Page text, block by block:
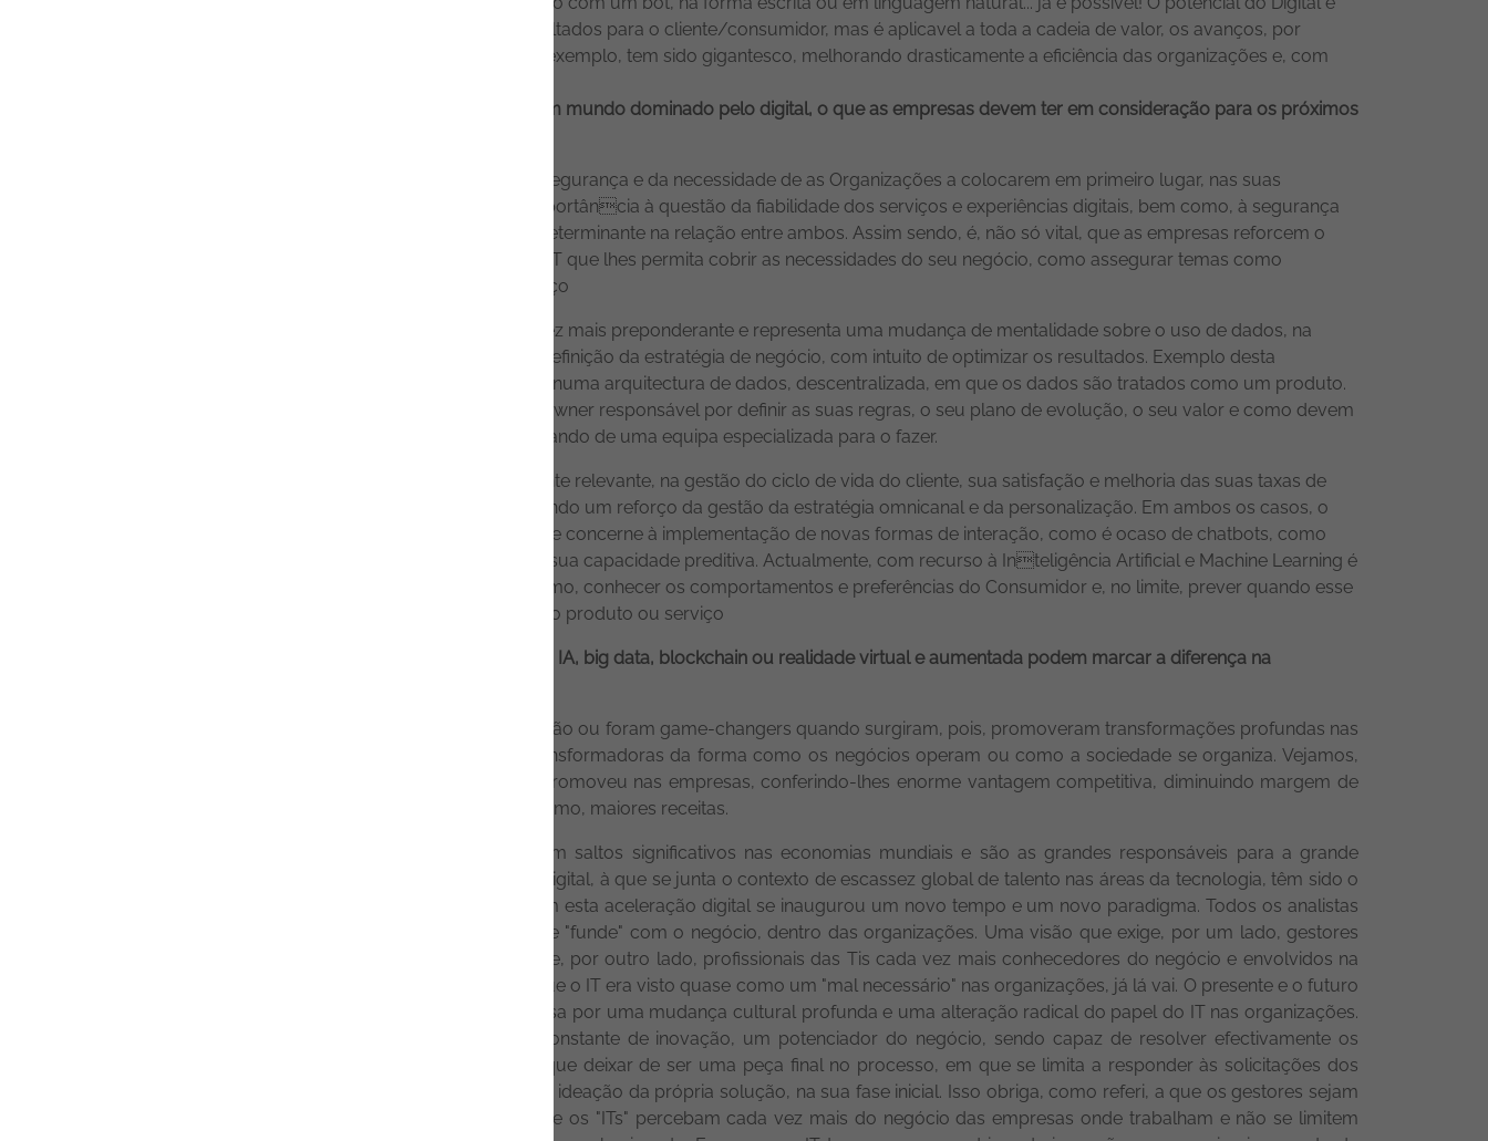
imenso e apenas referi dois pequenos exemplos voltados para o cliente/consumidor, mas é aplicavel a toda a cadeia de valor, os avanços, por
exemplo, nas operações, logistica, processos, por exemplo, tem sido gigantesco, melhorando drasticamente a eficiência das organizações e, com
Para serem competitivas e bem-sucedidas num mundo dominado pelo digital, o que as empresas devem ter em consideração para os próximos
Sem dúvida, há que se reforçar a questão da segurança e da necessidade de as Organizações a colocarem em primeiro lugar, nas suas
agendas. Cada vez mais, os clientes vão atribuir importância à questão da fiabilidade dos serviços e experiências digitais, bem como, à segurança
dos seus próprios dados, como sendo um factor determinante na relação entre ambos. Assim sendo, é, não só vital, que as empresas reforcem o
seu nível de segurança, através de uma gestão de IT que lhes permita cobrir as necessidades do seu negócio, como assegurar temas como
compliance, privacidade, ética e qualidade de serviço
Também, a visão de Data as a Product será cada vez mais preponderante e representa uma mudança de mentalidade sobre o uso de dados, na
medida em que estes passam a ser a base para a definição da estratégia de negócio, com intuito de optimizar os resultados. Exemplo desta
tendência, é a abordagem Data Mesh, que consiste numa arquitectura de dados, descentralizada, em que os dados são tratados como um produto.
Nesta visão, cada domínio de informação tem um owner responsável por definir as suas regras, o seu plano de evolução, o seu valor e como devem
ser encarados dentro da organização, não necessitando de uma equipa especializada para o fazer.
Por último, a Experiência do Cliente é crescentemente relevante, na gestão do ciclo de vida do cliente, sua satisfação e melhoria das suas taxas de
conversão. A jornada do cliente vai ser basilar, exigindo um reforço da gestão da estratégia omnicanal e da personalização. Em ambos os casos, o
futuro passará pela inteligência artificial, quer no que concerne à implementação de novas formas de interação, como é ocaso de chatbots, como
também na personalização do conteúdo ou até na sua capacidade preditiva. Actualmente, com recurso à Inteligência Artificial e Machine Learning é
possível compreender hábitos e padrões de consumo, conhecer os comportamentos e preferências do Consumidor e, no limite, prever quando esse
cliente terá necessidade de adquirir um determinado produto ou serviço
Como é que as tecnologias disruptivas como a IA, big data, blockchain ou realidade virtual e aumentada podem marcar a diferença na
A grande maioria das tecnologias disruptivas são ou foram game-changers quando surgiram, pois, promoveram transformações profundas nas
organizações. Estas tecnologias são altamente transformadoras da forma como os negócios operam ou como a sociedade se organiza. Vejamos,
por exemplo, o Big Data e a transformação que promoveu nas empresas, conferindo-lhes enorme vantagem competitiva, diminuindo margem de
erro, aumentando eficiência das mesas e, no fim último, maiores receitas.
São estas disrupções tecnológicas que promovem saltos significativos nas economias mundiais e são as grandes responsáveis para a grande
aceleração digital que temos vivido A aceleração digital, à que se junta o contexto de escassez global de talento nas áreas da tecnologia, têm sido o
grande desafio das Tis na atualidade. Também com esta aceleração digital se inaugurou um novo tempo e um novo paradigma. Todos os analistas
apontam para uma visão de futuro em que o IT se "funde" com o negócio, dentro das organizações. Uma visão que exige, por um lado, gestores
cada vez mais "letrados" em termos tecnológicos e, por outro lado, profissionais das Tis cada vez mais conhecedores do negócio e envolvidos na
operação das empresas. O tempo dos "silos" em que o IT era visto quase como um "mal necessário" nas organizações, já lá vai. O presente e o futuro
exigem maior agilidade às organizações e isso passa por uma mudança cultural profunda e uma alteração radical do papel do IT nas organizações.
O IT tem que ser parte da solução, um motor constante de inovação, um potenciador do negócio, sendo capaz de resolver efectivamente os
desafios que são colocados. No fundo, o IT tem que deixar de ser uma peça final no processo, em que se limita a responder às solicitações dos
restantes stakeholders para passar a fazer parte na ideação da própria solução, na sua fase inicial. Isso obriga, como referi, a que os gestores sejam
cada vez mais tecnológicos e nativos digitais e que os "ITs" percebam cada vez mais do negócio das empresas onde trabalham e não se limitem